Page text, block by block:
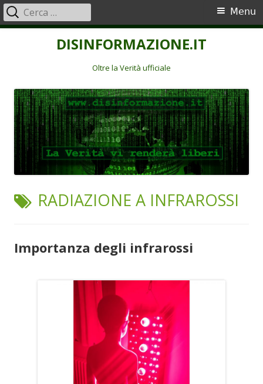
DISINFORMAZIONE.IT
Oltre la Verità ufficiale
Menu
principale
Menu
Ricerca
per:
TAG:
RADIAZIONE A INFRAROSSI
Importanza degli infrarossi